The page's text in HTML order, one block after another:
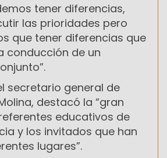
tener diferencias,
las prioridades pero
que tener diferencias que
conducción de un
secretario general de
destacó la “gran
educativos de
y los invitados que han
lugares”.